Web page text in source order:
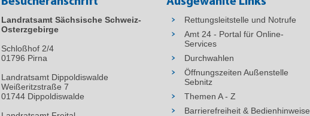
Landratsamt Sächsische Schweiz-
Osterzgebirge
Schloßhof 2/4
01796 Pirna
Landratsamt Dippoldiswalde
Weißeritzstraße 7
01744 Dippoldiswalde
Rettungsleitstelle und Notrufe
Amt 24 - Portal für Online-
Services
Durchwahlen
Öffnungszeiten Außenstelle
Sebnitz
Themen A - Z
Barrierefreiheit & Bedienhinweise